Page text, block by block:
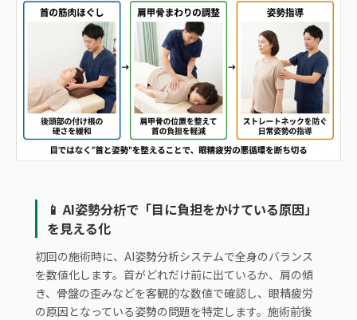
📱 AI姿勢分析で「目に負担をかけている原因」
を見える化
初回の施術時に、AI姿勢分析システムで全身のバランス
を数値化します。首がどれだけ前に出ているか、肩の傾
き、骨盤の歪みなどを客観的な数値で確認し、眼精疲労
の原因となっている姿勢の問題を特定します。施術前後